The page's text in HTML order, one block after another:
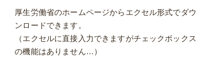
厚生労働省のホームページからエクセル形式でダウ
ンロードできます。
（エクセルに直接入力できますがチェックボックス
の機能はありません…）